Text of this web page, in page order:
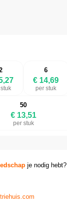
6
€ 14,69
per stuk
50
€ 13,51
per stuk
je nodig hebt?